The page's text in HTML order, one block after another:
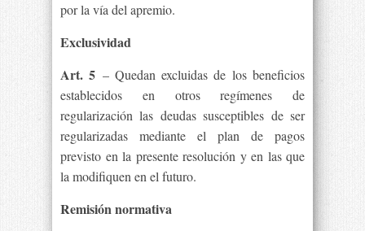
por la vía del apremio.
Exclusividad
Art. 5 – Quedan excluidas de los beneficios
establecidos en otros regímenes de
regularización las deudas susceptibles de ser
regularizadas mediante el plan de pagos
previsto en la presente resolución y en las que
la modifiquen en el futuro.
Remisión normativa